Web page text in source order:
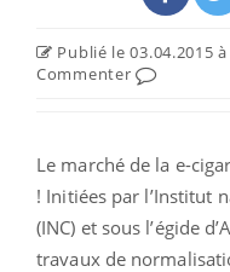
Publié le 03.04.2015
Commenter
Le marché de la e-
! Initiées par l’Institut
(INC) et sous l’égide
travaux de